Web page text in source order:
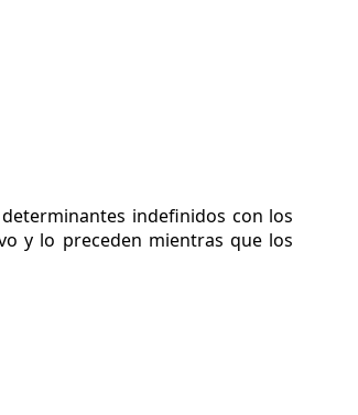
indefinidos con los
y lo preceden mientras que los